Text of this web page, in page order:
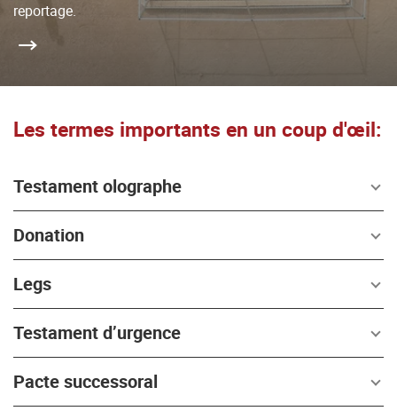
reportage.
Les termes importants en un coup d'œil:
Testament olographe
Donation
Legs
Testament d’urgence
Pacte successoral